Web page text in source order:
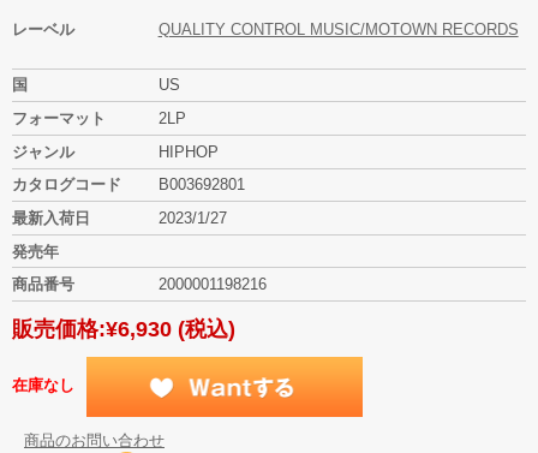
レーベル QUALITY CONTROL MUSIC/MOTOWN RECORDS
国
US
フォーマット
2LP
ジャンル
HIPHOP
カタログコード
B003692801
最新入荷日
2023/1/27
発売年
商品番号
2000001198216
販売価格:¥6,930 (税込)
在庫なし
商品のお問い合わせ